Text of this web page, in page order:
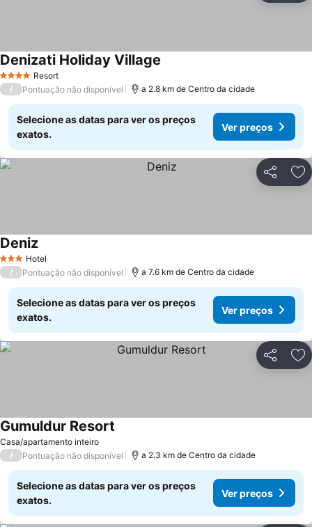
4 EstrelasResort
Denizati Holiday Village
/ Pontuação não disponível a 2.8 km de Centro da cidade
Selecione as datas para ver os preços
exatos.
Ver preços
Partilhar
3 EstrelasHotel
Deniz
/ Pontuação não disponível a 7.6 km de Centro da cidade
Selecione as datas para ver os preços
exatos.
Ver preços
Partilhar
Casa/apartamento inteiro
Gumuldur Resort
/ Pontuação não disponível a 2.3 km de Centro da cidade
Selecione as datas para ver os preços
exatos.
Ver preços